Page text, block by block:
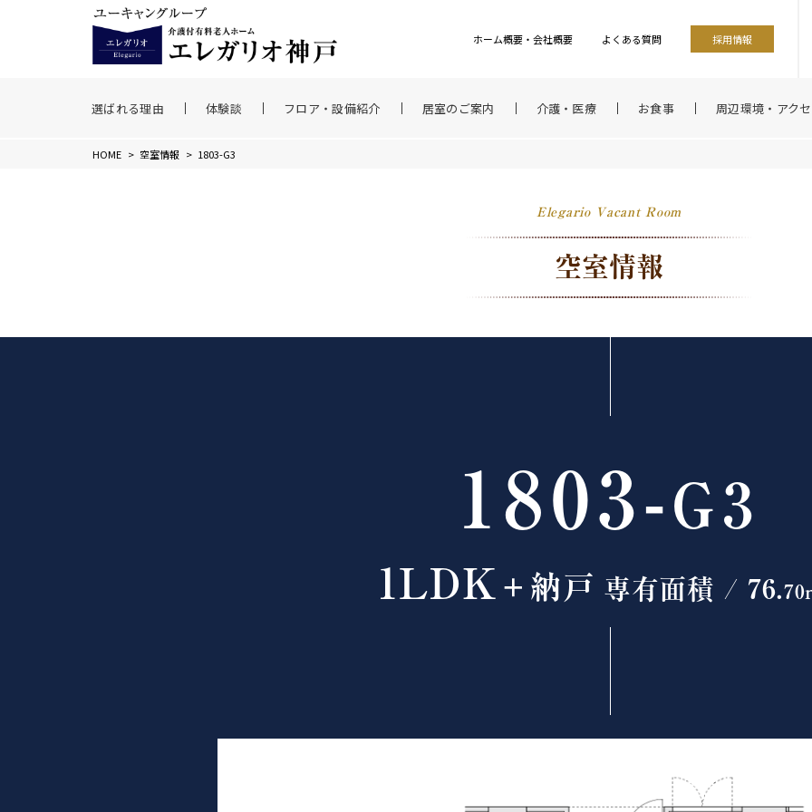
ホーム概要・会社概要 よくある質問 採用情報
選ばれる理由 体験談 フロア・設備紹介 居室のご案内 介護・医療 お食事 周辺環境・アク
HOME > 空室情報 > 1803-G3
Elegario Vacant Room
空室情報
1803-G3
1LDK ＋納戸 専有面積 / 76.